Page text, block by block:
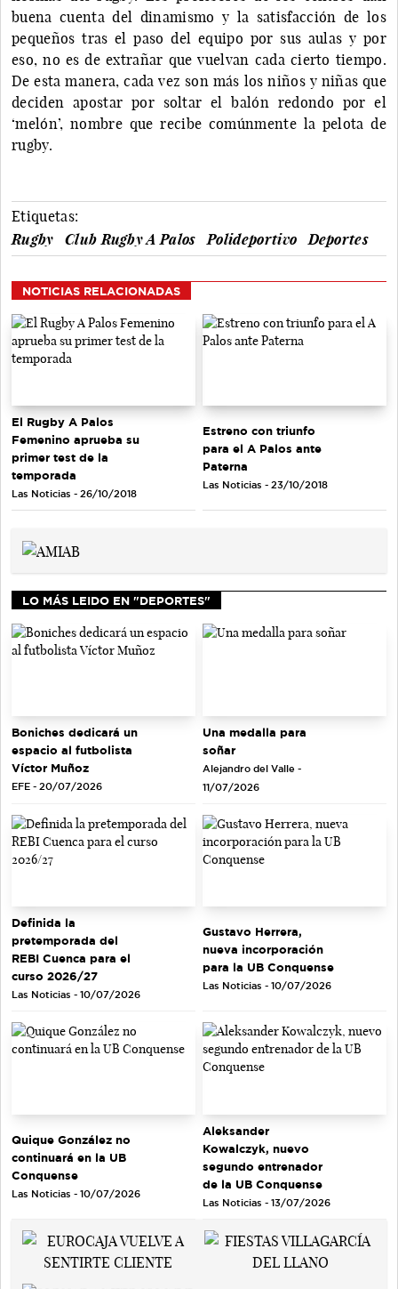
buena cuenta del dinamismo y la satisfacción de los
pequeños tras el paso del equipo por sus aulas y por
eso, no es de extrañar que vuelvan cada cierto tiempo.
De esta manera, cada vez son más los niños y niñas que
deciden apostar por soltar el balón redondo por el
‘melón’, nombre que recibe comúnmente la pelota de
rugby.
Etiquetas:
Rugby
Club Rugby A Palos Polideportivo Deportes
NOTICIAS RELACIONADAS
El Rugby A Palos
Femenino aprueba su
primer test de la
temporada
Las Noticias - 26/10/2018
Estreno con triunfo
para el A Palos ante
Paterna
Las Noticias - 23/10/2018
LO MÁS LEIDO EN "DEPORTES"
Boniches dedicará un
espacio al futbolista
Víctor Muñoz
EFE - 20/07/2026
Una medalla para
soñar
Alejandro del Valle -
11/07/2026
Definida la
pretemporada del
REBI Cuenca para el
curso 2026/27
Las Noticias - 10/07/2026
Gustavo Herrera,
nueva incorporación
para la UB Conquense
Las Noticias - 10/07/2026
Quique González no
continuará en la UB
Conquense
Las Noticias - 10/07/2026
Aleksander
Kowalczyk, nuevo
segundo entrenador
de la UB Conquense
Las Noticias - 13/07/2026